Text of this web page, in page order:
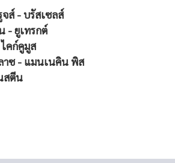
ส์ - บรัสเซลส์
- ยูเทรกต์
คก์คูมูส
าซ - แมนเนคิน พิส
สตีน